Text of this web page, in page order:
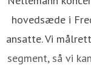
hovedsæde i
ansatte. Vi
segment, så vi